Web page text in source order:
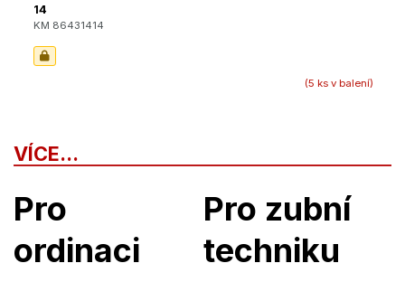
14
KM 86431414
(5 ks v balení)
VÍCE...
Pro
ordinaci
Pro zubní
techniku